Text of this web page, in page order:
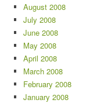
August 2008
July 2008
June 2008
May 2008
April 2008
March 2008
February 2008
January 2008